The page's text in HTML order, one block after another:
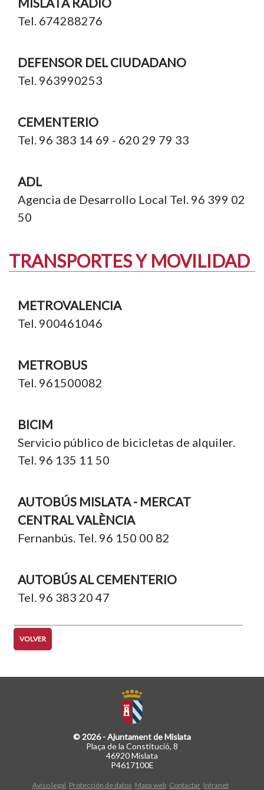
Tel. 674288276
DEFENSOR DEL CIUDADANO
Tel. 963990253
CEMENTERIO
Tel. 96 383 14 69 - 620 29 79 33
ADL
Agencia de Desarrollo Local Tel. 96 399 02
50
TRANSPORTES Y MOVILIDAD
METROVALENCIA
Tel. 900461046
METROBUS
Tel. 961500082
BICIM
Servicio público de bicicletas de alquiler.
Tel. 96 135 11 50
AUTOBÚS MISLATA - MERCAT
CENTRAL VALÈNCIA
Fernanbús. Tel. 96 150 00 82
AUTOBÚS AL CEMENTERIO
Tel. 96 383 20 47
VOLVER
© 2026 - Ajuntament de Mislata
Plaça de la Constitució, 8
46920 Mislata
P4617100E
Aviso legal Protección de datos Mapa web Contactar Intranet